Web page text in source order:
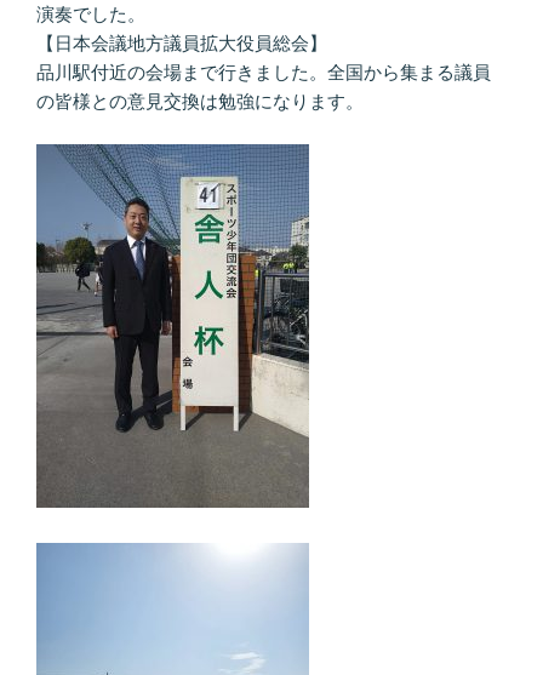
演奏でした。
【日本会議地方議員拡大役員総会】
品川駅付近の会場まで行きました。全国から集まる議員
の皆様との意見交換は勉強になります。